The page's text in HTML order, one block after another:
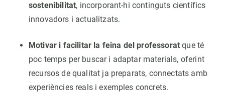
sostenibilitat, incorporant-hi continguts científics
innovadors i actualitzats.
Motivar i facilitar la feina del professorat que té
poc temps per buscar i adaptar materials, oferint
recursos de qualitat ja preparats, connectats amb
experiències reals i exemples concrets.